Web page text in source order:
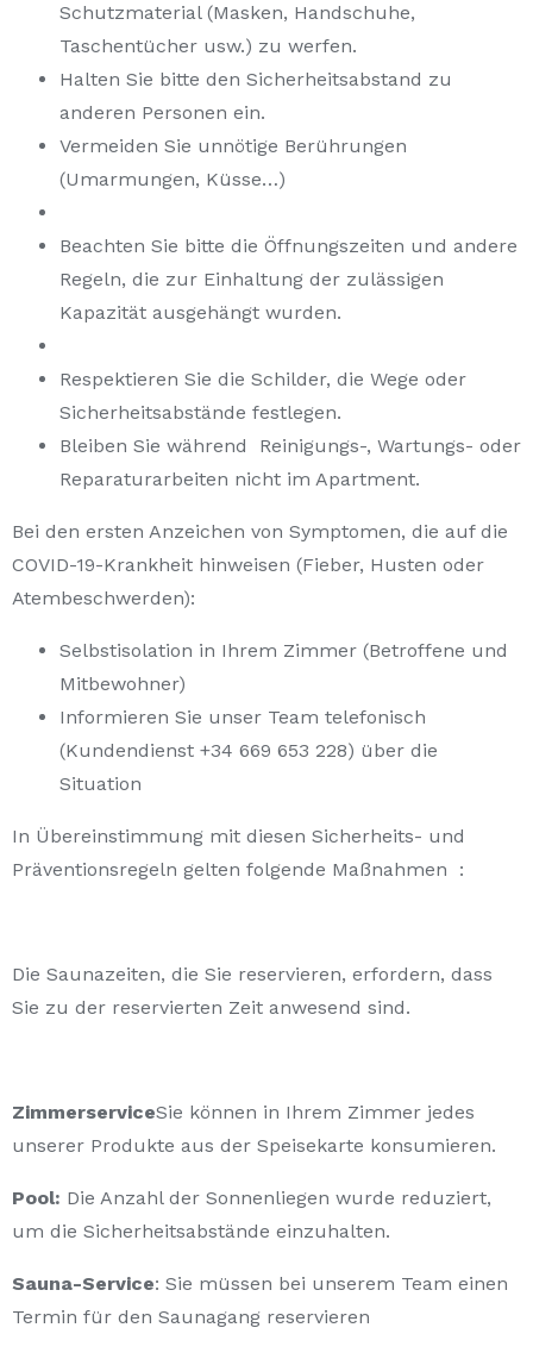
Schutzmaterial (Masken, Handschuhe,
Taschentücher usw.) zu werfen.
Halten Sie bitte den Sicherheitsabstand zu
anderen Personen ein.
Vermeiden Sie unnötige Berührungen
(Umarmungen, Küsse…)
Beachten Sie bitte die Öffnungszeiten und andere
Regeln, die zur Einhaltung der zulässigen
Kapazität ausgehängt wurden.
Respektieren Sie die Schilder, die Wege oder
Sicherheitsabstände festlegen.
Bleiben Sie während Reinigungs-, Wartungs- oder
Reparaturarbeiten nicht im Apartment.
Bei den ersten Anzeichen von Symptomen, die auf die
COVID-19-Krankheit hinweisen (Fieber, Husten oder
Atembeschwerden):
Selbstisolation in Ihrem Zimmer (Betroffene und
Mitbewohner)
Informieren Sie unser Team telefonisch
(Kundendienst +34 669 653 228) über die
Situation
In Übereinstimmung mit diesen Sicherheits- und
Präventionsregeln gelten folgende Maßnahmen :
Die Saunazeiten, die Sie reservieren, erfordern, dass
Sie zu der reservierten Zeit anwesend sind.
ZimmerserviceSie können in Ihrem Zimmer jedes
unserer Produkte aus der Speisekarte konsumieren.
Pool: Die Anzahl der Sonnenliegen wurde reduziert,
um die Sicherheitsabstände einzuhalten.
Sauna-Service: Sie müssen bei unserem Team einen
Termin für den Saunagang reservieren